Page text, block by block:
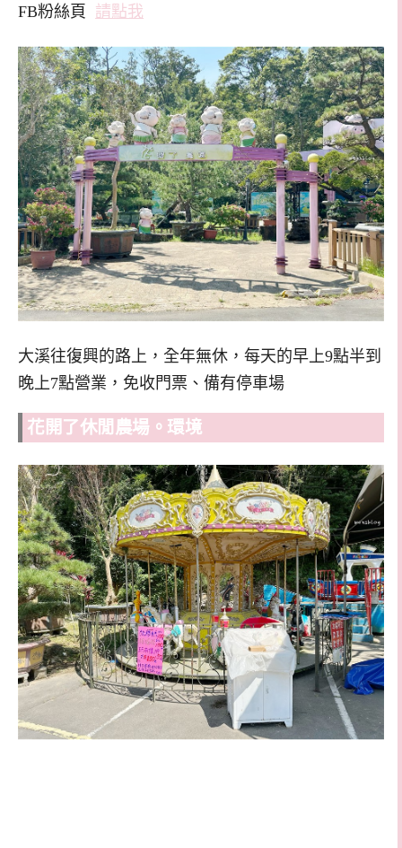
FB粉絲頁 請點我
大溪往復興的路上，全年無休，每天的早上9點半到
晚上7點營業，免收門票、備有停車場
花開了休閒農場。環境